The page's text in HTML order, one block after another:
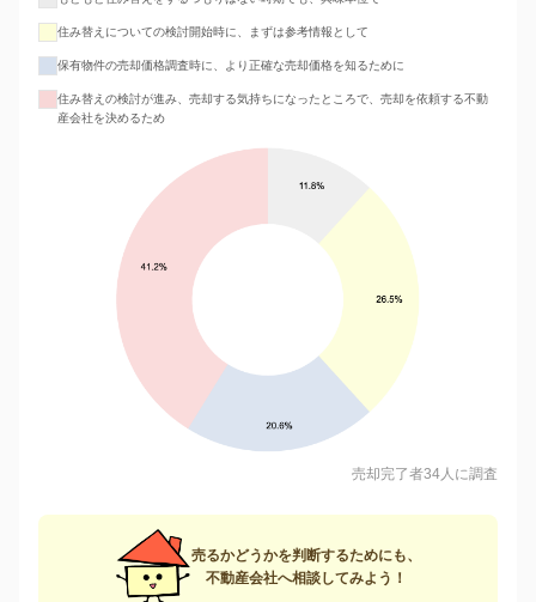
住み替えについての検討開始時に、まずは参考情報として
保有物件の売却価格調査時に、より正確な売却価格を知るために
住み替えの検討が進み、売却する気持ちになったところで、売却を依頼する不動
産会社を決めるため
売却完了者34人に調査
売るかどうかを判断するためにも、
不動産会社へ相談してみよう！